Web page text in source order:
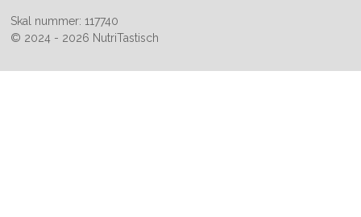
Skal nummer: 117740
© 2024 - 2026 NutriTastisch